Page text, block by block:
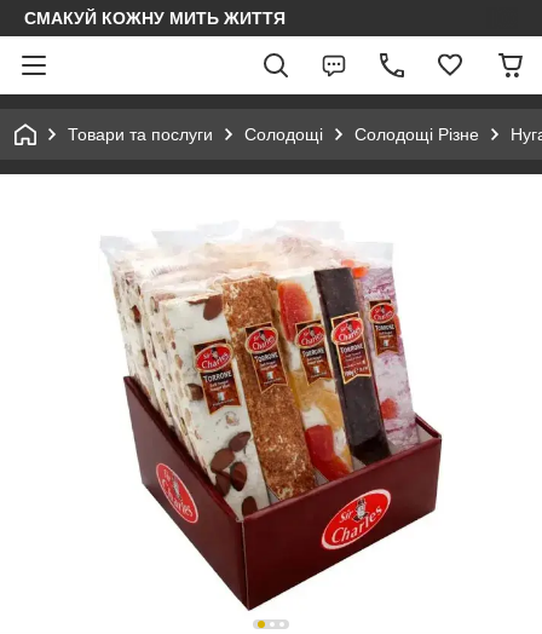
СМАКУЙ КОЖНУ МИТЬ ЖИТТЯ
Товари та послуги Солодощі Солодощі Різне